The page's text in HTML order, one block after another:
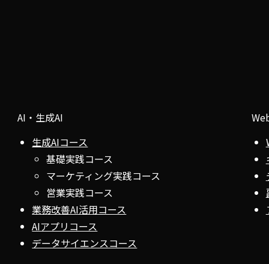
AI・生成AI
生成AIコース
基礎実践コース
マーケティング実践コース
営業実践コース
業務改善AI活用コース
AIアプリコース
データサイエンスコース